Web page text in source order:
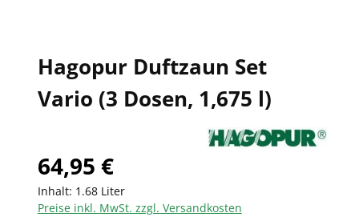
Hagopur Duftzaun Set
Vario (3 Dosen, 1,675 l)
64,95 €
Inhalt: 1.68 Liter
Preise inkl. MwSt. zzgl. Versandkosten